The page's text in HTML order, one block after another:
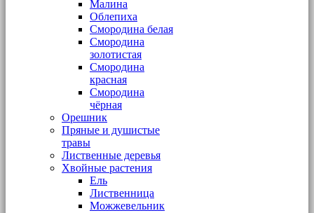
Малина
Облепиха
Смородина белая
Смородина
золотистая
Смородина
красная
Смородина
чёрная
Орешник
Пряные и душистые
травы
Лиственные деревья
Хвойные растения
Ель
Лиственница
Можжевельник